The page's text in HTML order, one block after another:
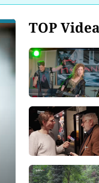
TOP Videa